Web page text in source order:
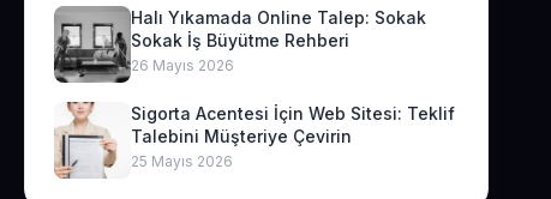
Halı Yıkamada Online Talep: Sokak
Sokak İş Büyütme Rehberi
26 Mayıs 2026
Sigorta Acentesi İçin Web Sitesi: Teklif
Talebini Müşteriye Çevirin
25 Mayıs 2026